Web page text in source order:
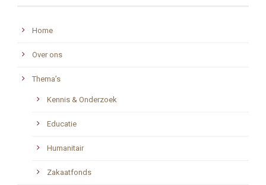
Home
Over ons
Thema’s
Kennis & Onderzoek
Educatie
Humanitair
Zakaatfonds